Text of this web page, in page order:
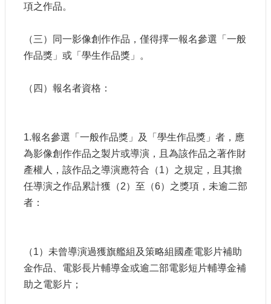
項之作品。
（三）同一影像創作作品，僅得擇一報名參選「一般
作品獎」或「學生作品獎」。
（四）報名者資格：
1.報名參選「一般作品獎」及「學生作品獎」者，應
為影像創作作品之製片或導演，且為該作品之著作財
產權人，該作品之導演應符合（1）之規定，且其擔
任導演之作品累計獲（2）至（6）之獎項，未逾二部
者：
（1）未曾導演過獲旗艦組及策略組國產電影片補助
金作品、電影長片輔導金或逾二部電影短片輔導金補
助之電影片；